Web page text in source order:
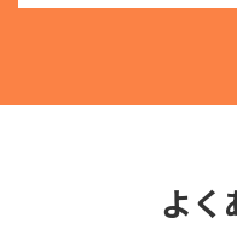
2. 安全対策の実施につ
構築し、個人情報へ
洩、滅失または毀損
よく